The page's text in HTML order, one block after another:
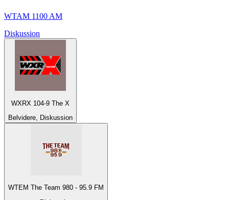
WTAM 1100 AM
Diskussion
WXRX 104-9 The X
Belvidere, Diskussion
WTEM The Team 980 - 95.9 FM